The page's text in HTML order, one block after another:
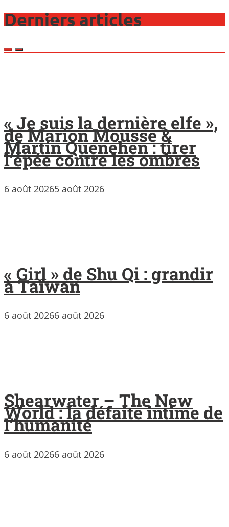
Derniers articles
« Je suis la dernière elfe »,
de Marion Mousse &
Martin Quenehen : tirer
l’épée contre les ombres
6 août 20265 août 2026
« Girl » de Shu Qi : grandir
à Taïwan
6 août 20266 août 2026
Shearwater – The New
World : la défaite intime de
l’humanité
6 août 20266 août 2026